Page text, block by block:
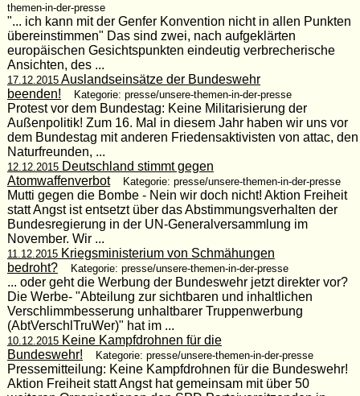
themen-in-der-presse
"... ich kann mit der Genfer Konvention nicht in allen Punkten
übereinstimmen" Das sind zwei, nach aufgeklärten
europäischen Gesichtspunkten eindeutig verbrecherische
Ansichten, des ...
17.12.2015Auslandseinsätze der Bundeswehr
beenden!
Kategorie: presse/unsere-themen-in-der-presse
Protest vor dem Bundestag: Keine Militarisierung der
Außenpolitik! Zum 16. Mal in diesem Jahr haben wir uns vor
dem Bundestag mit anderen Friedensaktivisten von attac, den
Naturfreunden, ...
12.12.2015Deutschland stimmt gegen
Atomwaffenverbot
Kategorie: presse/unsere-themen-in-der-presse
Mutti gegen die Bombe - Nein wir doch nicht! Aktion Freiheit
statt Angst ist entsetzt über das Abstimmungsverhalten der
Bundesregierung in der UN-Generalversammlung im
November. Wir ...
11.12.2015Kriegsministerium von Schmähungen
bedroht?
Kategorie: presse/unsere-themen-in-der-presse
... oder geht die Werbung der Bundeswehr jetzt direkter vor?
Die Werbe- "Abteilung zur sichtbaren und inhaltlichen
Verschlimmbesserung unhaltbarer Truppenwerbung
(AbtVerschlTruWer)" hat im ...
10.12.2015Keine Kampfdrohnen für die
Bundeswehr!
Kategorie: presse/unsere-themen-in-der-presse
Pressemitteilung: Keine Kampfdrohnen für die Bundeswehr!
Aktion Freiheit statt Angst hat gemeinsam mit über 50